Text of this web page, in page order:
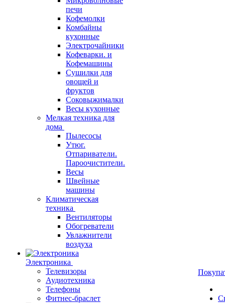
печи
Кофемолки
Комбайны
кухонные
Электрочайники
Кофеварки. и
Кофемашины
Сушилки для
овощей и
фруктов
Соковыжималки
Весы кухонные
Мелкая техника для
дома
Пылесосы
Утюг.
Отпариватели.
Пароочистители.
Весы
Швейные
машины
Климатическая
техника
Вентиляторы
Обогреватели
Увлажнители
воздуха
Электроника
Телевизоры
Аудиотехника
Телефоны
Фитнес-браслет